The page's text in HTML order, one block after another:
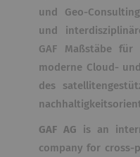
und Geo-
und
GAF Maßstäbe
moderne Cloud-
des
GAF AG is an
company for cross-